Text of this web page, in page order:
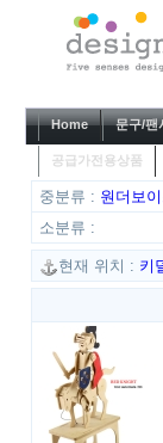
Home 문구/팬
공급가전용상품
중분류 : 원더보
소분류 :
현재 위치 : 키